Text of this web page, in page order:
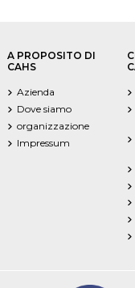
A PROPOSITO DI
CAHS
Azienda
Dove siamo
organizzazione
Impressum